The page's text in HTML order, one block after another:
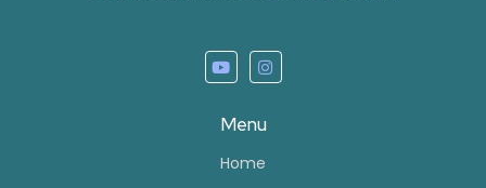
Menu
Home